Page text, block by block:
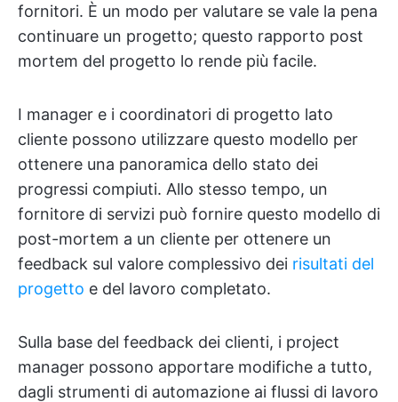
fornitori. È un modo per valutare se vale la pena
continuare un progetto; questo rapporto post
mortem del progetto lo rende più facile.
I manager e i coordinatori di progetto lato
cliente possono utilizzare questo modello per
ottenere una panoramica dello stato dei
progressi compiuti. Allo stesso tempo, un
fornitore di servizi può fornire questo modello di
post-mortem a un cliente per ottenere un
feedback sul valore complessivo dei risultati del
progetto e del lavoro completato.
Sulla base del feedback dei clienti, i project
manager possono apportare modifiche a tutto,
dagli strumenti di automazione ai flussi di lavoro